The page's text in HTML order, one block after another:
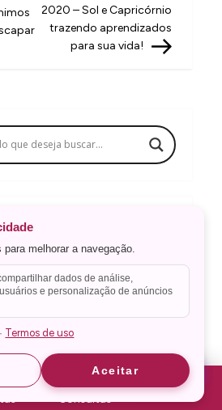
Consultas
2020 – Sol e Capricórnio
trazendo aprendizados
para sua vida!
disponíveis agora
melhorar a navegação.
dados de análise,
e personalização de anúncios
· Termos de uso
Aceitar